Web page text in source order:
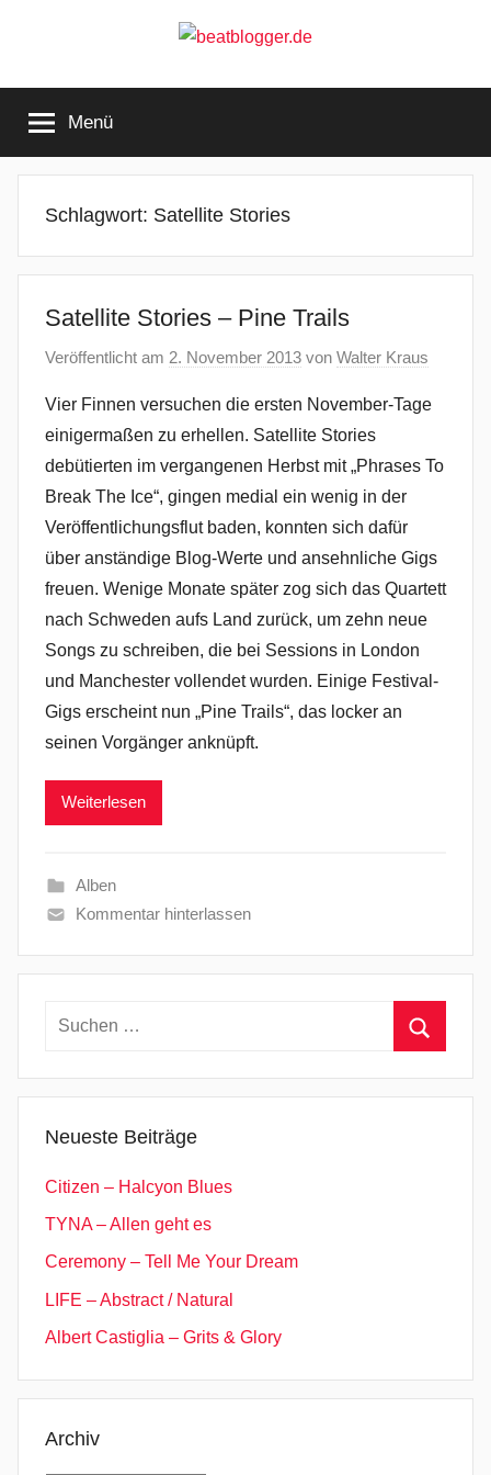
beatblogger.de
the
beat
goes
Menü
Schlagwort: Satellite Stories
Satellite Stories – Pine Trails
Veröffentlicht am 2. November 2013 von Walter Kraus
Vier Finnen versuchen die ersten November-Tage
einigermaßen zu erhellen. Satellite Stories
debütierten im vergangenen Herbst mit „Phrases To
Break The Ice“, gingen medial ein wenig in der
Veröffentlichungsflut baden, konnten sich dafür
über anständige Blog-Werte und ansehnliche Gigs
freuen. Wenige Monate später zog sich das Quartett
nach Schweden aufs Land zurück, um zehn neue
Songs zu schreiben, die bei Sessions in London
und Manchester vollendet wurden. Einige Festival-
Gigs erscheint nun „Pine Trails“, das locker an
seinen Vorgänger anknüpft.
Weiterlesen
Alben
Kommentar hinterlassen
Suchen
Neueste Beiträge
Citizen – Halcyon Blues
TYNA – Allen geht es
Ceremony – Tell Me Your Dream
LIFE – Abstract / Natural
Albert Castiglia – Grits & Glory
Archiv